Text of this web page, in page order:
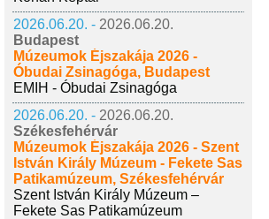
2026.06.20. - 2026.06.20.
Budapest
Múzeumok Éjszakája 2026 -
Óbudai Zsinagóga, Budapest
EMIH - Óbudai Zsinagóga
2026.06.20. - 2026.06.20.
Székesfehérvár
Múzeumok Éjszakája 2026 - Szent
István Király Múzeum - Fekete Sas
Patikamúzeum, Székesfehérvár
Szent István Király Múzeum –
Fekete Sas Patikamúzeum